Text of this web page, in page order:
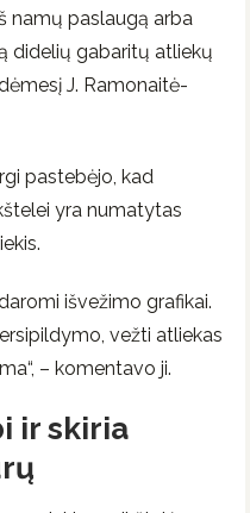
namų paslaugą arba
didelių gabaritų atliekų
J. Ramonaitė-
pastebėjo, kad
yra numatytas
išvežimo grafikai.
vežti atliekas
– komentavo ji.
ir skiria